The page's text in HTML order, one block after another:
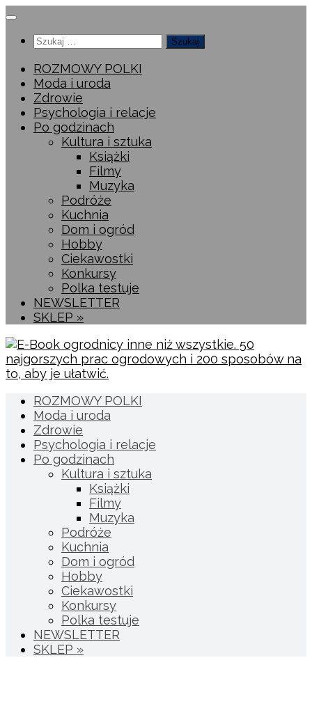
Przeskocz
treściSzukaj:
ROZMOWY POLKI
Moda i uroda
Zdrowie
Psychologia i relacje
Po godzinach
Kultura i sztuka
Książki
Filmy
Muzyka
Podróże
Kuchnia
Dom i ogród
Hobby
Ciekawostki
Konkursy
Polka testuje
NEWSLETTER
SKLEP »
ROZMOWY POLKI
Moda i uroda
Zdrowie
Psychologia i relacje
Po godzinach
Kultura i sztuka
Książki
Filmy
Muzyka
Podróże
Kuchnia
Dom i ogród
Hobby
Ciekawostki
Konkursy
Polka testuje
NEWSLETTER
SKLEP »